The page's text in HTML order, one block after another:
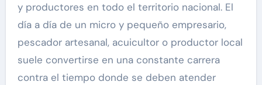
y productores en todo el territorio nacional. El
día a día de un micro y pequeño empresario,
pescador artesanal, acuicultor o productor local
suele convertirse en una constante carrera
contra el tiempo donde se deben atender